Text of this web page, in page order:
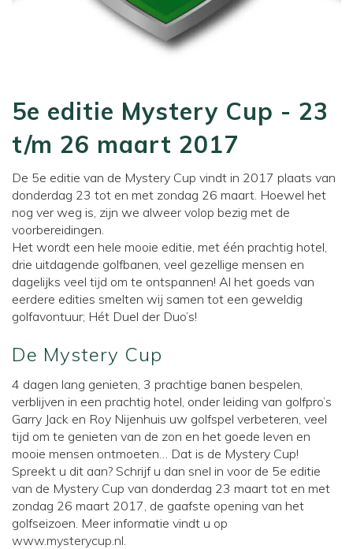
5e editie Mystery Cup - 23
t/m 26 maart 2017
De 5e editie van de Mystery Cup vindt in 2017 plaats van
donderdag 23 tot en met zondag 26 maart. Hoewel het
nog ver weg is, zijn we alweer volop bezig met de
voorbereidingen.
Het wordt een hele mooie editie, met één prachtig hotel,
drie uitdagende golfbanen, veel gezellige mensen en
dagelijks veel tijd om te ontspannen! Al het goeds van
eerdere edities smelten wij samen tot een geweldig
golfavontuur; Hét Duel der Duo’s!
De Mystery Cup
4 dagen lang genieten, 3 prachtige banen bespelen,
verblijven in een prachtig hotel, onder leiding van golfpro’s
Garry Jack en Roy Nijenhuis uw golfspel verbeteren, veel
tijd om te genieten van de zon en het goede leven en
mooie mensen ontmoeten… Dat is de Mystery Cup!
Spreekt u dit aan? Schrijf u dan snel in voor de 5e editie
van de Mystery Cup van donderdag 23 maart tot en met
zondag 26 maart 2017, de gaafste opening van het
golfseizoen. Meer informatie vindt u op
www.mysterycup.nl.